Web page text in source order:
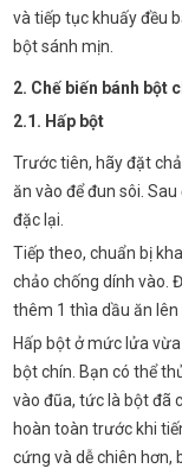
và tiếp tục khuấy đều
bột sánh mịn.
2. Chế biến bánh bột
2.1. Hấp bột
Trước tiên, hãy đặt
ăn vào để đun sôi.
đặc lại.
Tiếp theo, chuẩn bị
chảo chống dính vào.
thêm 1 thìa dầu ăn
Hấp bột ở mức lửa
bột chín. Bạn có thể
vào đũa, tức là bột đã
hoàn toàn trước khi
cứng và dễ chiên hơn,